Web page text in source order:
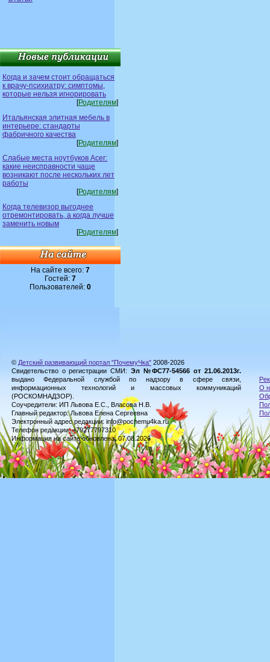
Когда и зачем стоит обращаться
к врачу-психиатру: симптомы,
которые нельзя игнорировать
[Родителям]
Итальянская элитная мебель в
интерьере: стандарты
фабричного качества
[Родителям]
Слабые места ноутбуков Acer:
какие неисправности чаще
возникают после нескольких лет
работы
[Родителям]
Когда телевизор выгоднее
отремонтировать, а когда лучше
заменить новым
[Родителям]
На сайте всего: 7
Гостей: 7
Пользователей: 0
© Детский развивающий портал "ПочемуЧка" 2008-2026
Свидетельство о регистрации СМИ: Эл №ФС77-54566 от 21.06.2013г.
выдано Федеральной службой по надзору в сфере связи,
информационных технологий и массовых коммуникаций
(РОСКОМНАДЗОР).
Соучредители: ИП Львова Е.С., Власова Н.В.
Главный редактор: Львова Елена Сергеевна
Электронный адрес редакции: info@pochemu4ka.ru
Телефон редакции: +79277797310
Информация на сайте обновлена: 07.08.2026
О